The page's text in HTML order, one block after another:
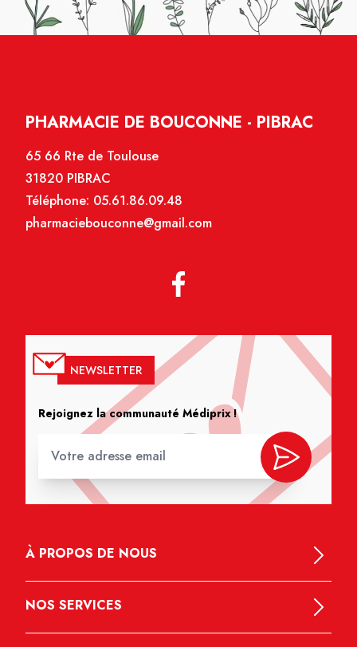
PHARMACIE DE BOUCONNE - PIBRAC
65 66 Rte de Toulouse
31820 PIBRAC
Téléphone: 05.61.86.09.48
pharmaciebouconne@gmail.com
NEWSLETTER
Rejoignez la communauté Médiprix !
À PROPOS DE NOUS
NOS SERVICES